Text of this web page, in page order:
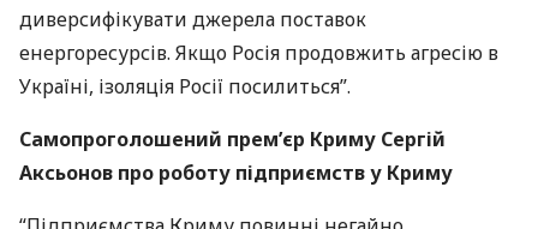
диверсифікувати джерела поставок
енергоресурсів. Якщо Росія продовжить агресію в
Україні, ізоляція Росії посилиться”.
Самопроголошений прем’єр Криму Сергій
Аксьонов про роботу підприємств у Криму